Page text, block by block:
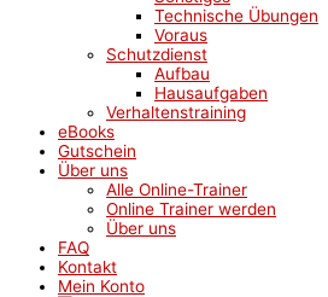
Technische Übungen
Voraus
Schutzdienst
Aufbau
Hausaufgaben
Verhaltenstraining
eBooks
Gutschein
Über uns
Alle Online-Trainer
Online Trainer werden
Über uns
FAQ
Kontakt
Mein Konto